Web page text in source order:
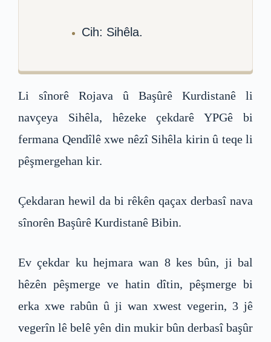
Cih: Sihêla.
Li sînorê Rojava û Başûrê Kurdistanê li
navçeya Sihêla, hêzeke çekdarê YPGê bi
fermana Qendîlê xwe nêzî Sihêla kirin û teqe li
pêşmergehan kir.
Çekdaran hewil da bi rêkên qaçax derbasî nava
sînorên Başûrê Kurdistanê Bibin.
Ev çekdar ku hejmara wan 8 kes bûn, ji bal
hêzên pêşmerge ve hatin dîtin, pêşmerge bi
erka xwe rabûn û ji wan xwest vegerin, 3 jê
vegerîn lê belê yên din mukir bûn derbasî başûr